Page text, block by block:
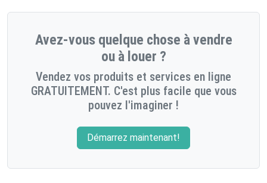
Avez-vous quelque chose à vendre
ou à louer ?
Vendez vos produits et services en ligne
GRATUITEMENT. C'est plus facile que vous
pouvez l'imaginer !
Démarrez maintenant!